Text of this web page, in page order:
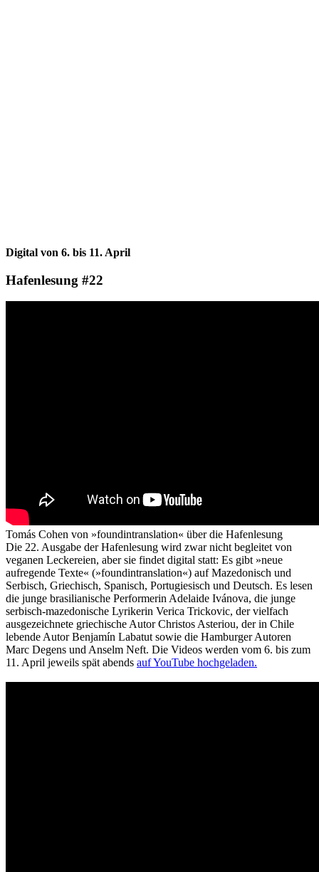
Digital von 6. bis 11. April
Hafenlesung #22
Tomás Cohen von »foundintranslation« über die Hafenlesung
Die 22. Ausgabe der Hafenlesung wird zwar nicht begleitet von
veganen Leckereien, aber sie findet digital statt: Es gibt »neue
aufregende Texte« (»foundintranslation«) auf Mazedonisch und
Serbisch, Griechisch, Spanisch, Portugiesisch und Deutsch. Es lesen
die junge brasilianische Performerin Adelaide Ivánova, die junge
serbisch-mazedonische Lyrikerin Verica Trickovic, der vielfach
ausgezeichnete griechische Autor Christos Asteriou, der in Chile
lebende Autor Benjamín Labatut sowie die Hamburger Autoren
Marc Degens und Anselm Neft. Die Videos werden vom 6. bis zum
11. April jeweils spät abends auf YouTube hochgeladen.